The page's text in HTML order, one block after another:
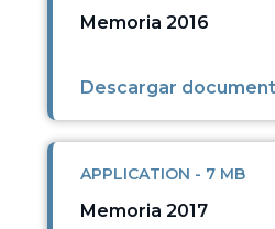
Memoria 2016
Descargar
APPLICATION - 7 MB
Memoria 2017